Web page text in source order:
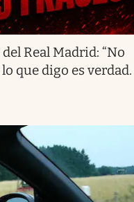
Real Madrid: “No
que digo es verdad.